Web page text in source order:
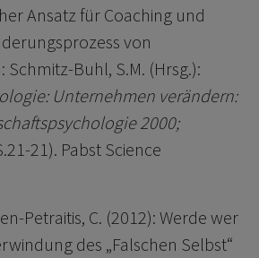
Ansatz für Coaching und
von
Buhl, S.M. (Hrsg.):
Unternehmen verändern:
2000;
21). Pabst Science
Petraitis, C. (2012): Werde wer
des „Falschen Selbst“